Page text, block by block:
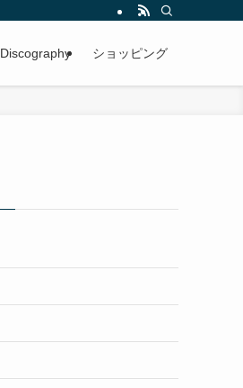
Discography ショッピング